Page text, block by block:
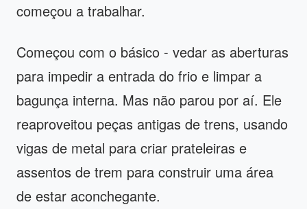
começou a trabalhar.
Começou com o básico - vedar as aberturas
para impedir a entrada do frio e limpar a
bagunça interna. Mas não parou por aí. Ele
reaproveitou peças antigas de trens, usando
vigas de metal para criar prateleiras e
assentos de trem para construir uma área
de estar aconchegante.